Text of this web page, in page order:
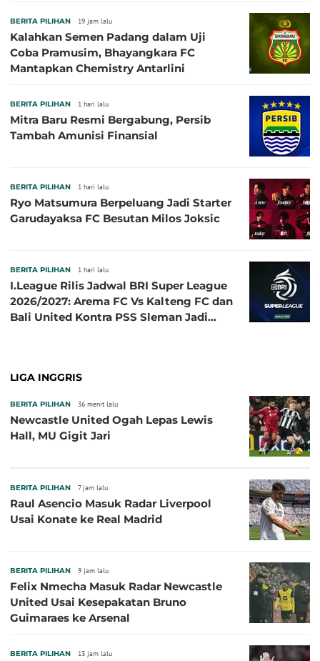
BERITA PILIHAN 19 jam lalu
Kalahkan Semen Padang dalam Uji
Coba Pramusim, Bhayangkara FC
Mantapkan Chemistry Antarlini
BERITA PILIHAN 1 hari lalu
Mitra Baru Resmi Bergabung, Persib
Tambah Amunisi Finansial
BERITA PILIHAN 1 hari lalu
Ryo Matsumura Berpeluang Jadi Starter
Garudayaksa FC Besutan Milos Joksic
BERITA PILIHAN 1 hari lalu
I.League Rilis Jadwal BRI Super League
2026/2027: Arema FC Vs Kalteng FC dan
Bali United Kontra PSS Sleman Jadi
LIGA INGGRIS
BERITA PILIHAN 36 menit lalu
Newcastle United Ogah Lepas Lewis
Hall, MU Gigit Jari
BERITA PILIHAN 7 jam lalu
Raul Asencio Masuk Radar Liverpool
Usai Konate ke Real Madrid
BERITA PILIHAN 9 jam lalu
Felix Nmecha Masuk Radar Newcastle
United Usai Kesepakatan Bruno
Guimaraes ke Arsenal
BERITA PILIHAN 13 jam lalu